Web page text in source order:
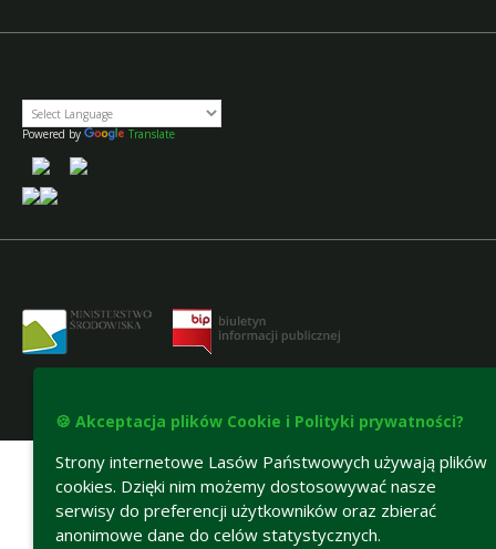
Powered by Translate
Deklaracja dostępności
🍪 Akceptacja plików Cookie i Polityki prywatności?
Strony internetowe Lasów Państwowych używają plików
cookies. Dzięki nim możemy dostosowywać nasze
serwisy do preferencji użytkowników oraz zbierać
anonimowe dane do celów statystycznych.